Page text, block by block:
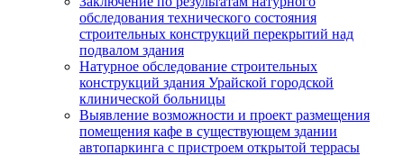
обследования технического состояния
строительных конструкций перекрытий над
подвалом здания
Натурное обследование строительных
конструкций здания Урайской городской
клинической больницы
Выявление возможности и проект размещения
помещения кафе в существующем здании
автопаркинга с пристроем открытой террасы